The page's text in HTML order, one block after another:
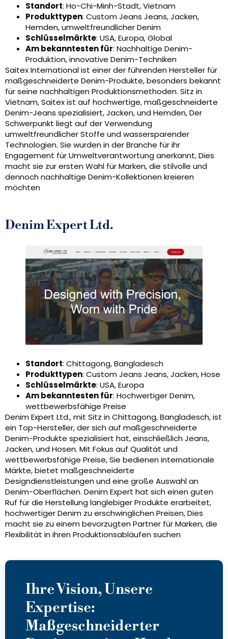
Standort: Ho-Chi-Minh-Stadt, Vietnam
Produkttypen: Custom Jeans Jeans, Jacken,
Hemden, umweltfreundlicher Denim
Schlüsselmärkte: USA, Europa, Global
Am bekanntesten für: Nachhaltige Denim-
Produktion, innovative Denim-Techniken
Saitex International ist einer der führenden Hersteller für
maßgeschneiderte Denim-Produkte, besonders bekannt
für seine nachhaltigen Produktionsmethoden. Sitz in
Vietnam, Saitex ist auf hochwertige, maßgeschneiderte
Denim-Jeans spezialisiert, Jacken, und Hemden, Der
Schwerpunkt liegt auf der Verwendung
umweltfreundlicher Stoffe und wassersparender
Technologien. Sie wurden in der Branche für ihr
Engagement für Umweltverantwortung anerkannt, Dies
macht sie zur ersten Wahl für Marken, die stilvolle und
dennoch nachhaltige Denim-Kollektionen kreieren
möchten
Denim Expert Ltd.
Standort: Chittagong, Bangladesch
Produkttypen: Custom Jeans Jeans, Jacken, Hose
Schlüsselmärkte: USA, Europa
Am bekanntesten für: Hochwertiger Denim,
wettbewerbsfähige Preise
Denim Expert Ltd., mit Sitz in Chittagong, Bangladesch, ist
ein Top-Hersteller, der sich auf maßgeschneiderte
Denim-Produkte spezialisiert hat, einschließlich Jeans,
Jacken, und Hosen. Mit Fokus auf Qualität und
wettbewerbsfähige Preise, Sie bedienen internationale
Märkte, bietet maßgeschneiderte
Designdienstleistungen und eine große Auswahl an
Denim-Oberflächen. Denim Expert hat sich einen guten
Ruf für die Herstellung langlebiger Produkte erarbeitet,
hochwertiger Denim zu erschwinglichen Preisen, Dies
macht sie zu einem bevorzugten Partner für Marken, die
Flexibilität in ihren Produktionsabläufen suchen
Ihre Vision, Unsere
Expertise:
Maßgeschneiderter